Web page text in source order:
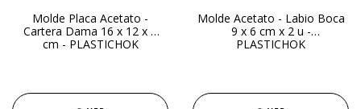
Molde Placa Acetato -
Cartera Dama 16 x 12 x 4
cm - PLASTICHOK
Molde Acetato - Labio Boca
9 x 6 cm x 2 u -
PLASTICHOK